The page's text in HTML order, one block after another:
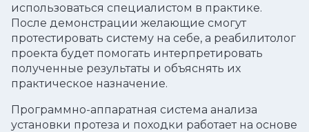
использоваться специалистом в практике.
После демонстрации желающие смогут
протестировать систему на себе, а реабилитолог
проекта будет помогать интерпретировать
полученные результаты и объяснять их
практическое назначение.
Программно-аппаратная система анализа
установки протеза и походки работает на основе